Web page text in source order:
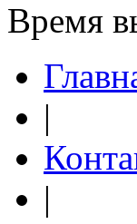
Время
|
|